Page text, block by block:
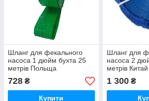
Шланг для фекального
насоса 1 дюйм бухта 25
метрів Польща
728 ₴
Купити
Шланг для
насоса 2
метрів Китай
1 300₴